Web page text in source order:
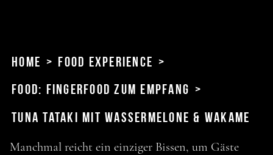
Home > Food Experience >
Food: Fingerfood zum Empfang >
Tuna Tataki mit Wassermelone & Wakame
Manchmal reicht ein einziger Bissen, um Gäste